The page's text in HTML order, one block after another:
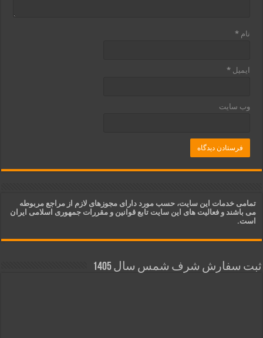
نام*
ایمیل*
وب‌ سایت
تمامی خدمات این سایت، حسب مورد دارای مجوزهای لازم از مراجع مربوطه
می باشند و فعالیت های این سایت تابع قوانین و مقررات جمهوری اسلامی ایران
است.
ثبت سفارش شرف شمس سال 1405